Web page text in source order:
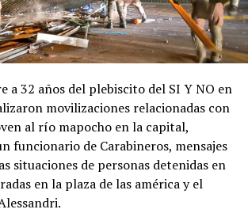
a 32 años del plebiscito del SI Y NO en
movilizaciones relacionadas con
al río mapocho en la capital,
funcionario de Carabineros, mensajes
situaciones de personas detenidas en
en la plaza de las américa y el